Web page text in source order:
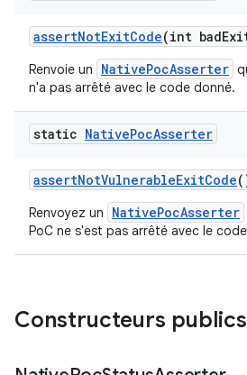
assertNotExitCode(int bad
Renvoie un NativePocAsserter
n'a pas arrêté avec le code donné.
static NativePocAsserter
assertNotVulnerableExitCode
Renvoyez un NativePocAsserter
PoC ne s'est pas arrêté avec le code
Constructeurs publics